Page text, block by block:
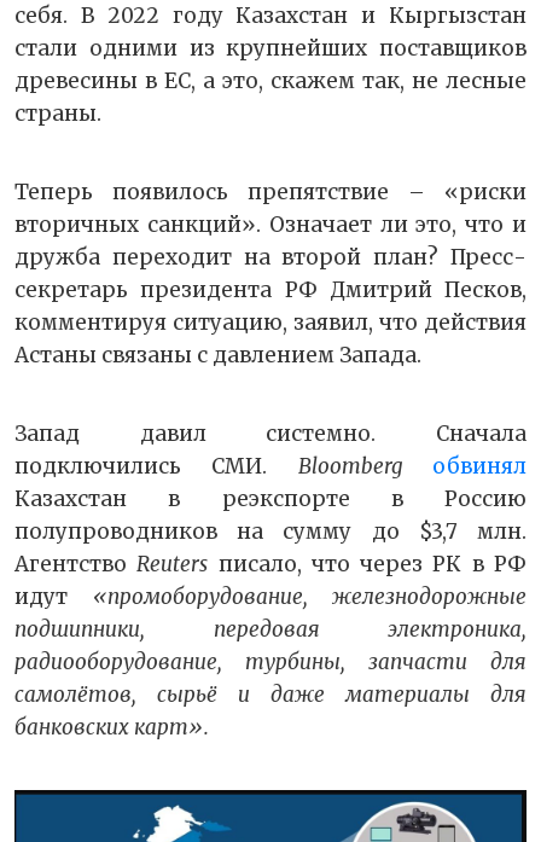
себя. В 2022 году Казахстан и Кыргызстан
стали одними из крупнейших поставщиков
древесины в ЕС, а это, скажем так, не лесные
страны.
Теперь появилось препятствие – «риски
вторичных санкций». Означает ли это, что и
дружба переходит на второй план? Пресс-
секретарь президента РФ Дмитрий Песков,
комментируя ситуацию, заявил, что действия
Астаны связаны с давлением Запада.
Запад давил системно. Сначала
подключились СМИ. Bloomberg
обвинял
Казахстан в реэкспорте в Россию
полупроводников на сумму до $3,7 млн.
АгентствоReuters писало, что через РК в РФ
идут «промоборудование, железнодорожные
подшипники, передовая электроника,
радиооборудование, турбины, запчасти для
самолётов, сырьё и даже материалы для
банковских карт».